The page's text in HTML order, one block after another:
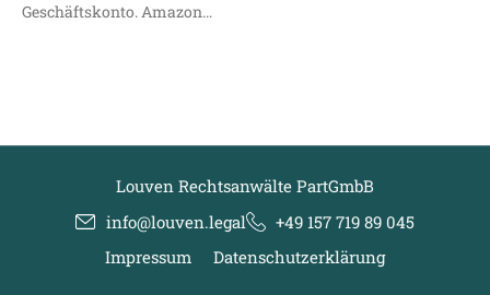
Geschäfts­kon­to. Amazon…
Louven Rechtsanwälte PartGmbB
info@louven.legal
+49 157 719 89 045
Impressum
Datenschutzerklärung